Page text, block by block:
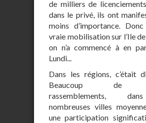
de milliers de
dans le privé, ils ont
moins d’importance. Donc
vraie mobilisation sur l’Ile
on n’a commencé à en
Lundi...
Dans les régions, c’était
Beaucoup de
rassemblements,
nombreuses villes
une participation